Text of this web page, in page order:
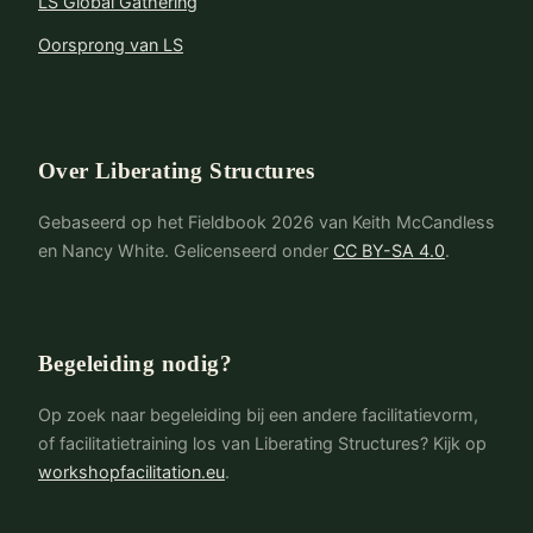
Impromptu Netwerken
Kritieke Onzekerheden
Min Specs
Ontdekking en Actiedialoog
Oorsprong van LS
Over Liberating Structures
Gebaseerd op het Fieldbook 2026 van Keith McCandless
en Nancy White. Gelicenseerd onder CC BY-SA 4.0.
Begeleiding nodig?
Op zoek naar begeleiding bij een andere facilitatievorm,
of facilitatietraining los van Liberating Structures? Kijk op
workshopfacilitation.eu.